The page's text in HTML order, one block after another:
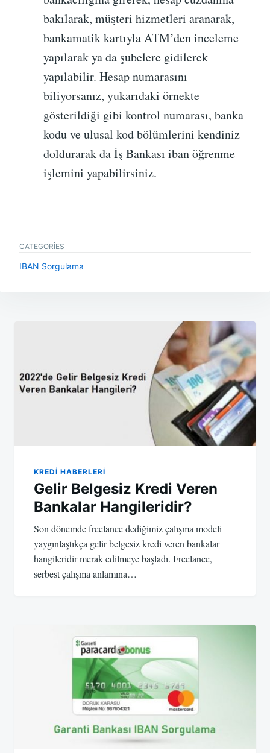
bakılarak, müşteri hizmetleri aranarak,
bankamatik kartıyla ATM’den inceleme
yapılarak ya da şubelere gidilerek
yapılabilir. Hesap numarasını
biliyorsanız, yukarıdaki örnekte
gösterildiği gibi kontrol numarası, banka
kodu ve ulusal kod bölümlerini kendiniz
doldurarak da İş Bankası iban öğrenme
işlemini yapabilirsiniz.
CATEGORIES
IBAN Sorgulama
KREDI HABERLERI
Gelir Belgesiz Kredi Veren
Bankalar Hangileridir?
Son dönemde freelance dediğimiz çalışma modeli
yaygınlaştıkça gelir belgesiz kredi veren bankalar
hangileridir merak edilmeye başladı. Freelance,
serbest çalışma anlamına…